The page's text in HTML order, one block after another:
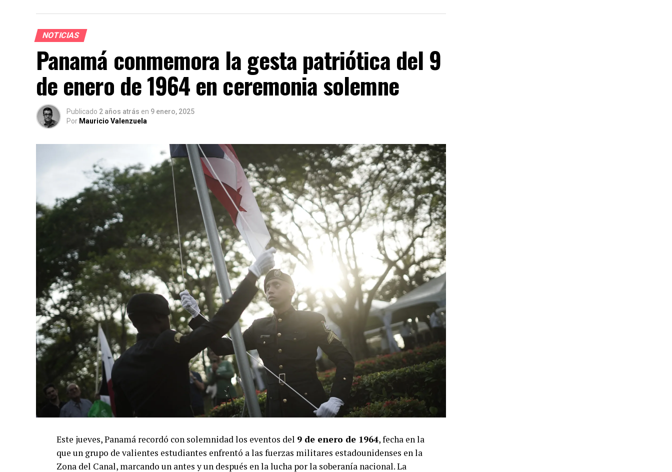
NOTICIAS
Panamá conmemora la gesta patriótica del 9
de enero de 1964 en ceremonia solemne
Publicado 2 años atrás en 9 enero, 2025
Por Mauricio Valenzuela
Este jueves, Panamá recordó con solemnidad los eventos del 9 de enero de 1964, fecha en la
que un grupo de valientes estudiantes enfrentó a las fuerzas militares estadounidenses en la
Zona del Canal, marcando un antes y un después en la lucha por la soberanía nacional. La